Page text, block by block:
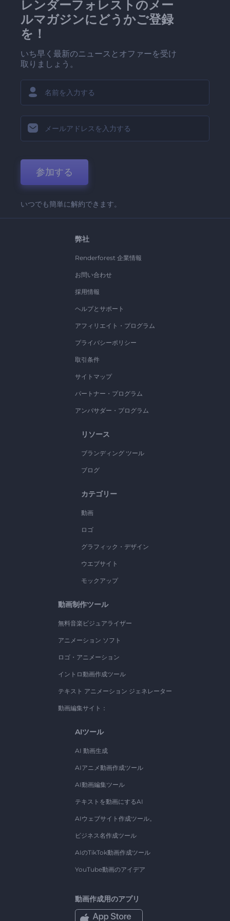
レンダーフォレストのメー
ルマガジンにどうかご登録
を！
いち早く最新のニュースとオファーを受け
取りましょう。
参加する
いつでも簡単に解約できます。
弊社
Renderforest 企業情報
お問い合わせ
採用情報
ヘルプとサポート
アフィリエイト・プログラム
プライバシーポリシー
取引条件
サイトマップ
パートナー・プログラム
アンバサダー・プログラム
リソース
ブランディング ツール
ブログ
カテゴリー
動画
ロゴ
グラフィック・デザイン
ウエブサイト
モックアップ
動画制作ツール
無料音楽ビジュアライザー
アニメーション ソフト
ロゴ・アニメーション
イントロ動画作成ツール
テキスト アニメーション ジェネレーター
動画編集サイト：
AIツール
AI 動画生成
AIアニメ動画作成ツール
AI動画編集ツール
テキストを動画にするAI
AIウェブサイト作成ツール。
ビジネス名作成ツール
AIのTikTok動画作成ツール
YouTube動画のアイデア
動画作成用のアプリ